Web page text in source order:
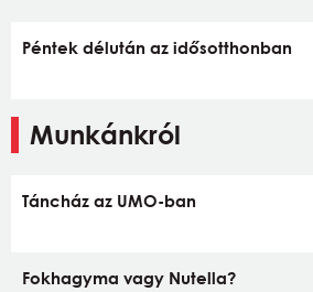
Péntek délután az idősotthonban
Munkánkról
Táncház az UMO-ban
Fokhagyma vagy Nutella?